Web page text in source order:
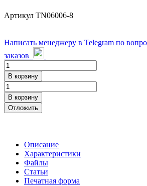
Артикул TN06006-8
Написать менеджеру в Telegram по
заказов
В корзину
В корзину
Отложить
Описание
Характеристики
Файлы
Статьи
Печатная форма